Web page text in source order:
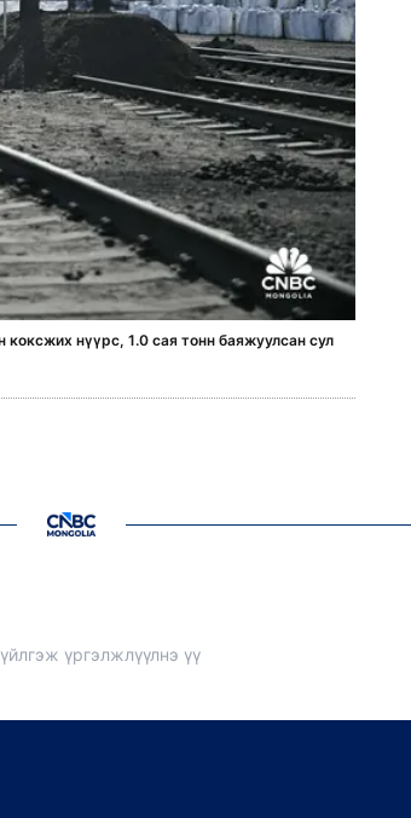
нүүрс, 1.0 сая тонн баяжуулсан сул
үргэлжлүүлнэ үү